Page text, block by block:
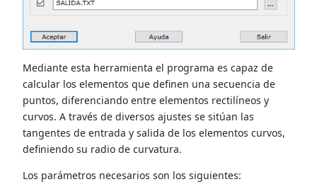
Mediante esta herramienta el programa es capaz de
calcular los elementos que definen una secuencia de
puntos, diferenciando entre elementos rectilíneos y
curvos. A través de diversos ajustes se sitúan las
tangentes de entrada y salida de los elementos curvos,
definiendo su radio de curvatura.
Los parámetros necesarios son los siguientes: